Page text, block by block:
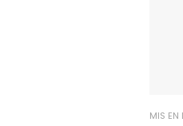
MIS EN